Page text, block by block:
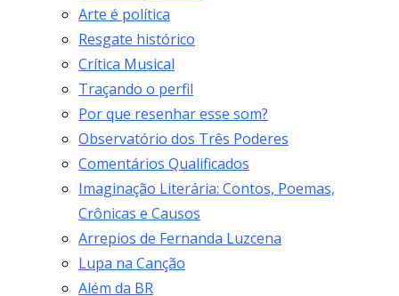
Arte é política
Resgate histórico
Crítica Musical
Traçando o perfil
Por que resenhar esse som?
Observatório dos Três Poderes
Comentários Qualificados
Imaginação Literária: Contos, Poemas,
Crônicas e Causos
Arrepios de Fernanda Luzcena
Lupa na Canção
Além da BR